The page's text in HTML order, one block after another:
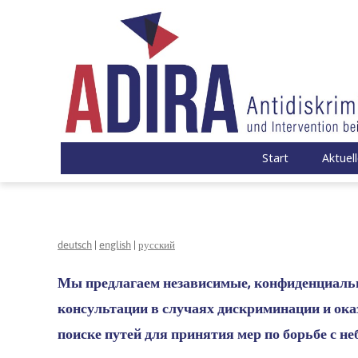
ADIRA –
ADIRA ist eine Antidskriminierungsberatungsstelle in
Start
deutsch english русский
Мы предлагаем независимые,
консультации в случаях дискриминации и
поиске путей для принятия мер по борьбе с